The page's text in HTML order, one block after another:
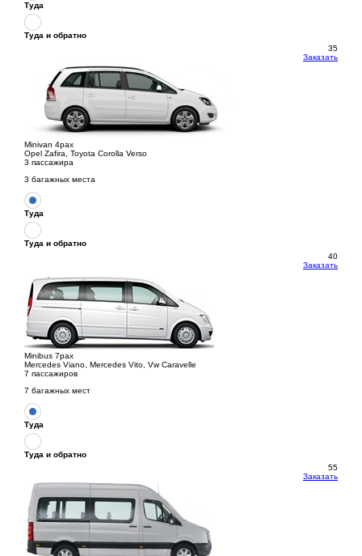
Туда
Туда и обратно
35
Заказать
Minivan 4pax
Opel Zafira, Toyota Corolla Verso
3 пассажира
3 багажных места
Туда
Туда и обратно
40
Заказать
Minibus 7pax
Mercedes Viano, Mercedes Vito, Vw Caravelle
7 пассажиров
7 багажных мест
Туда
Туда и обратно
55
Заказать